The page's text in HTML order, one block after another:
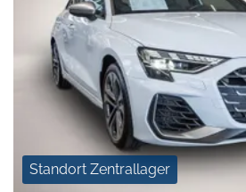
Standort Zentrallager